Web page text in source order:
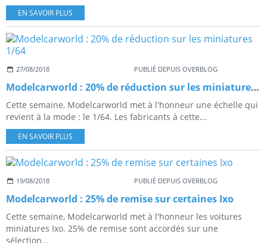
EN SAVOIR PLUS
27/08/2018 PUBLIÉ DEPUIS OVERBLOG
Modelcarworld : 20% de réduction sur les miniatures 1/64
Cette semaine, Modelcarworld met à l'honneur une échelle qui
revient à la mode : le 1/64. Les fabricants à cette...
EN SAVOIR PLUS
19/08/2018 PUBLIÉ DEPUIS OVERBLOG
Modelcarworld : 25% de remise sur certaines Ixo
Cette semaine, Modelcarworld met à l'honneur les voitures
miniatures Ixo. 25% de remise sont accordés sur une
sélection...